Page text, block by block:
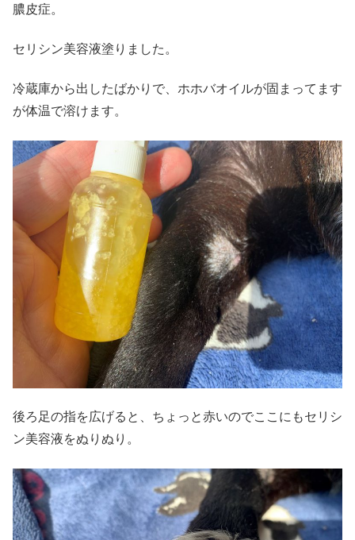
膿皮症。
セリシン美容液塗りました。
冷蔵庫から出したばかりで、ホホバオイルが固まってます
が体温で溶けます。
後ろ足の指を広げると、ちょっと赤いのでここにもセリシ
ン美容液をぬりぬり。